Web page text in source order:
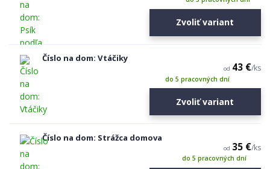
Zvoliť variant
Číslo na dom: Vtáčiky
od 43 €/ks
do 5 pracovných dní
Zvoliť variant
Číslo na dom: Strážca domova
od 35 €/ks
do 5 pracovných dní